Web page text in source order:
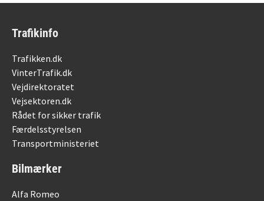
Trafikinfo
Trafikken.dk
VinterTrafik.dk
Vejdirektoratet
Vejsektoren.dk
Rådet for sikker trafik
Færdelsstyrelsen
Transportministeriet
Bilmærker
Alfa Romeo